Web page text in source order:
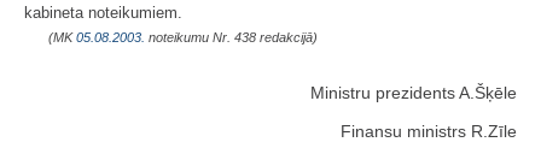
kabineta noteikumiem.
(MK05.08.2003. noteikumu Nr. 438 redakcijā)
Ministru prezidents A.Šķēle
Finansu ministrs R.Zīle